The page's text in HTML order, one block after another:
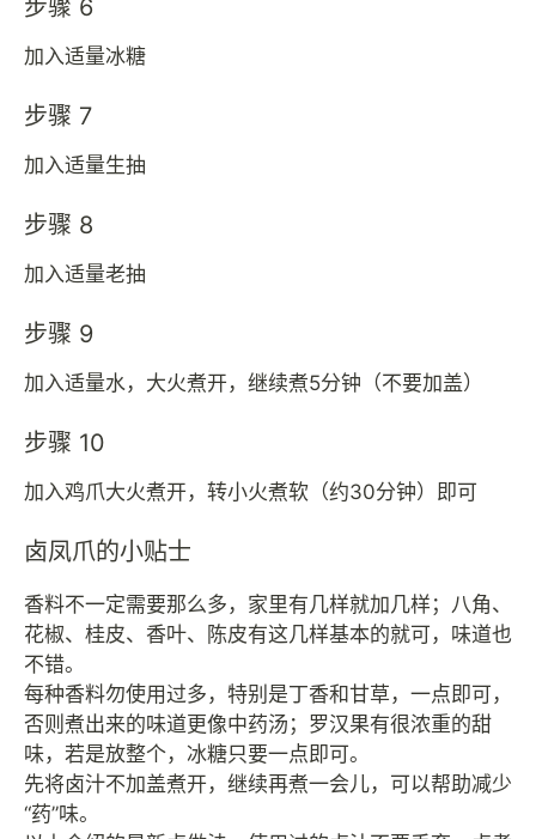
步骤 6
加入适量冰糖
步骤 7
加入适量生抽
步骤 8
加入适量老抽
步骤 9
加入适量水，大火煮开，继续煮5分钟（不要加盖）
步骤 10
加入鸡爪大火煮开，转小火煮软（约30分钟）即可
卤凤爪的小贴士
香料不一定需要那么多，家里有几样就加几样；八角、
花椒、桂皮、香叶、陈皮有这几样基本的就可，味道也
不错。
每种香料勿使用过多，特别是丁香和甘草，一点即可，
否则煮出来的味道更像中药汤；罗汉果有很浓重的甜
味，若是放整个，冰糖只要一点即可。
先将卤汁不加盖煮开，继续再煮一会儿，可以帮助减少
“药”味。